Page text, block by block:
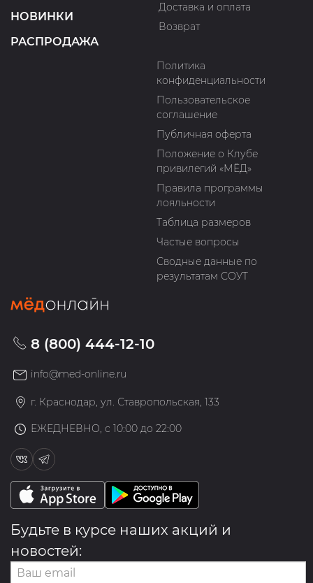
НОВИНКИ
РАСПРОДАЖА
Доставка и оплата
Возврат
Политика
конфиденциальности
Пользовательское
соглашение
Публичная оферта
Положение о Клубе
привилегий «МЁД»
Правила программы
лояльности
Таблица размеров
Частые вопросы
Сводные данные по
результатам СОУТ
8 (800) 444-12-10
info@med-online.ru
г. Краснодар, ул. Ставропольская, 133
ЕЖЕДНЕВНО, с 10:00 до 22:00
Будьте в курсе наших акций и
новостей: